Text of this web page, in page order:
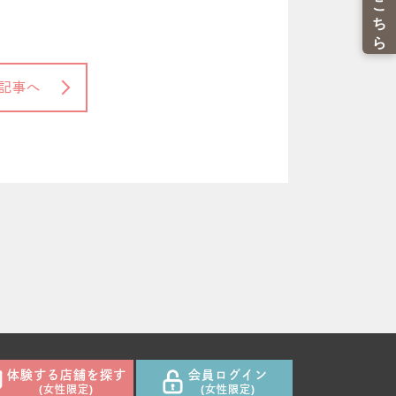
事へ
体験する店舗を探す
(女性限定)
会員ログイン
(女性限定)